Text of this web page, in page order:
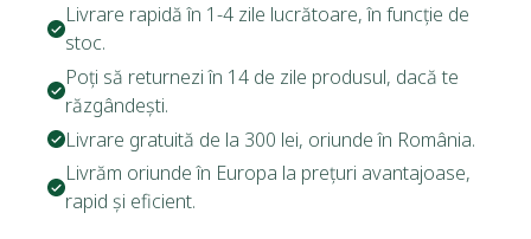
Livrare rapidă în 1-4 zile lucrătoare, în funcție de
stoc.
Poți să returnezi în 14 de zile produsul, dacă te
răzgândești.
Livrare gratuită de la 300 lei, oriunde în România.
Livrăm oriunde în Europa la prețuri avantajoase,
rapid și eficient.